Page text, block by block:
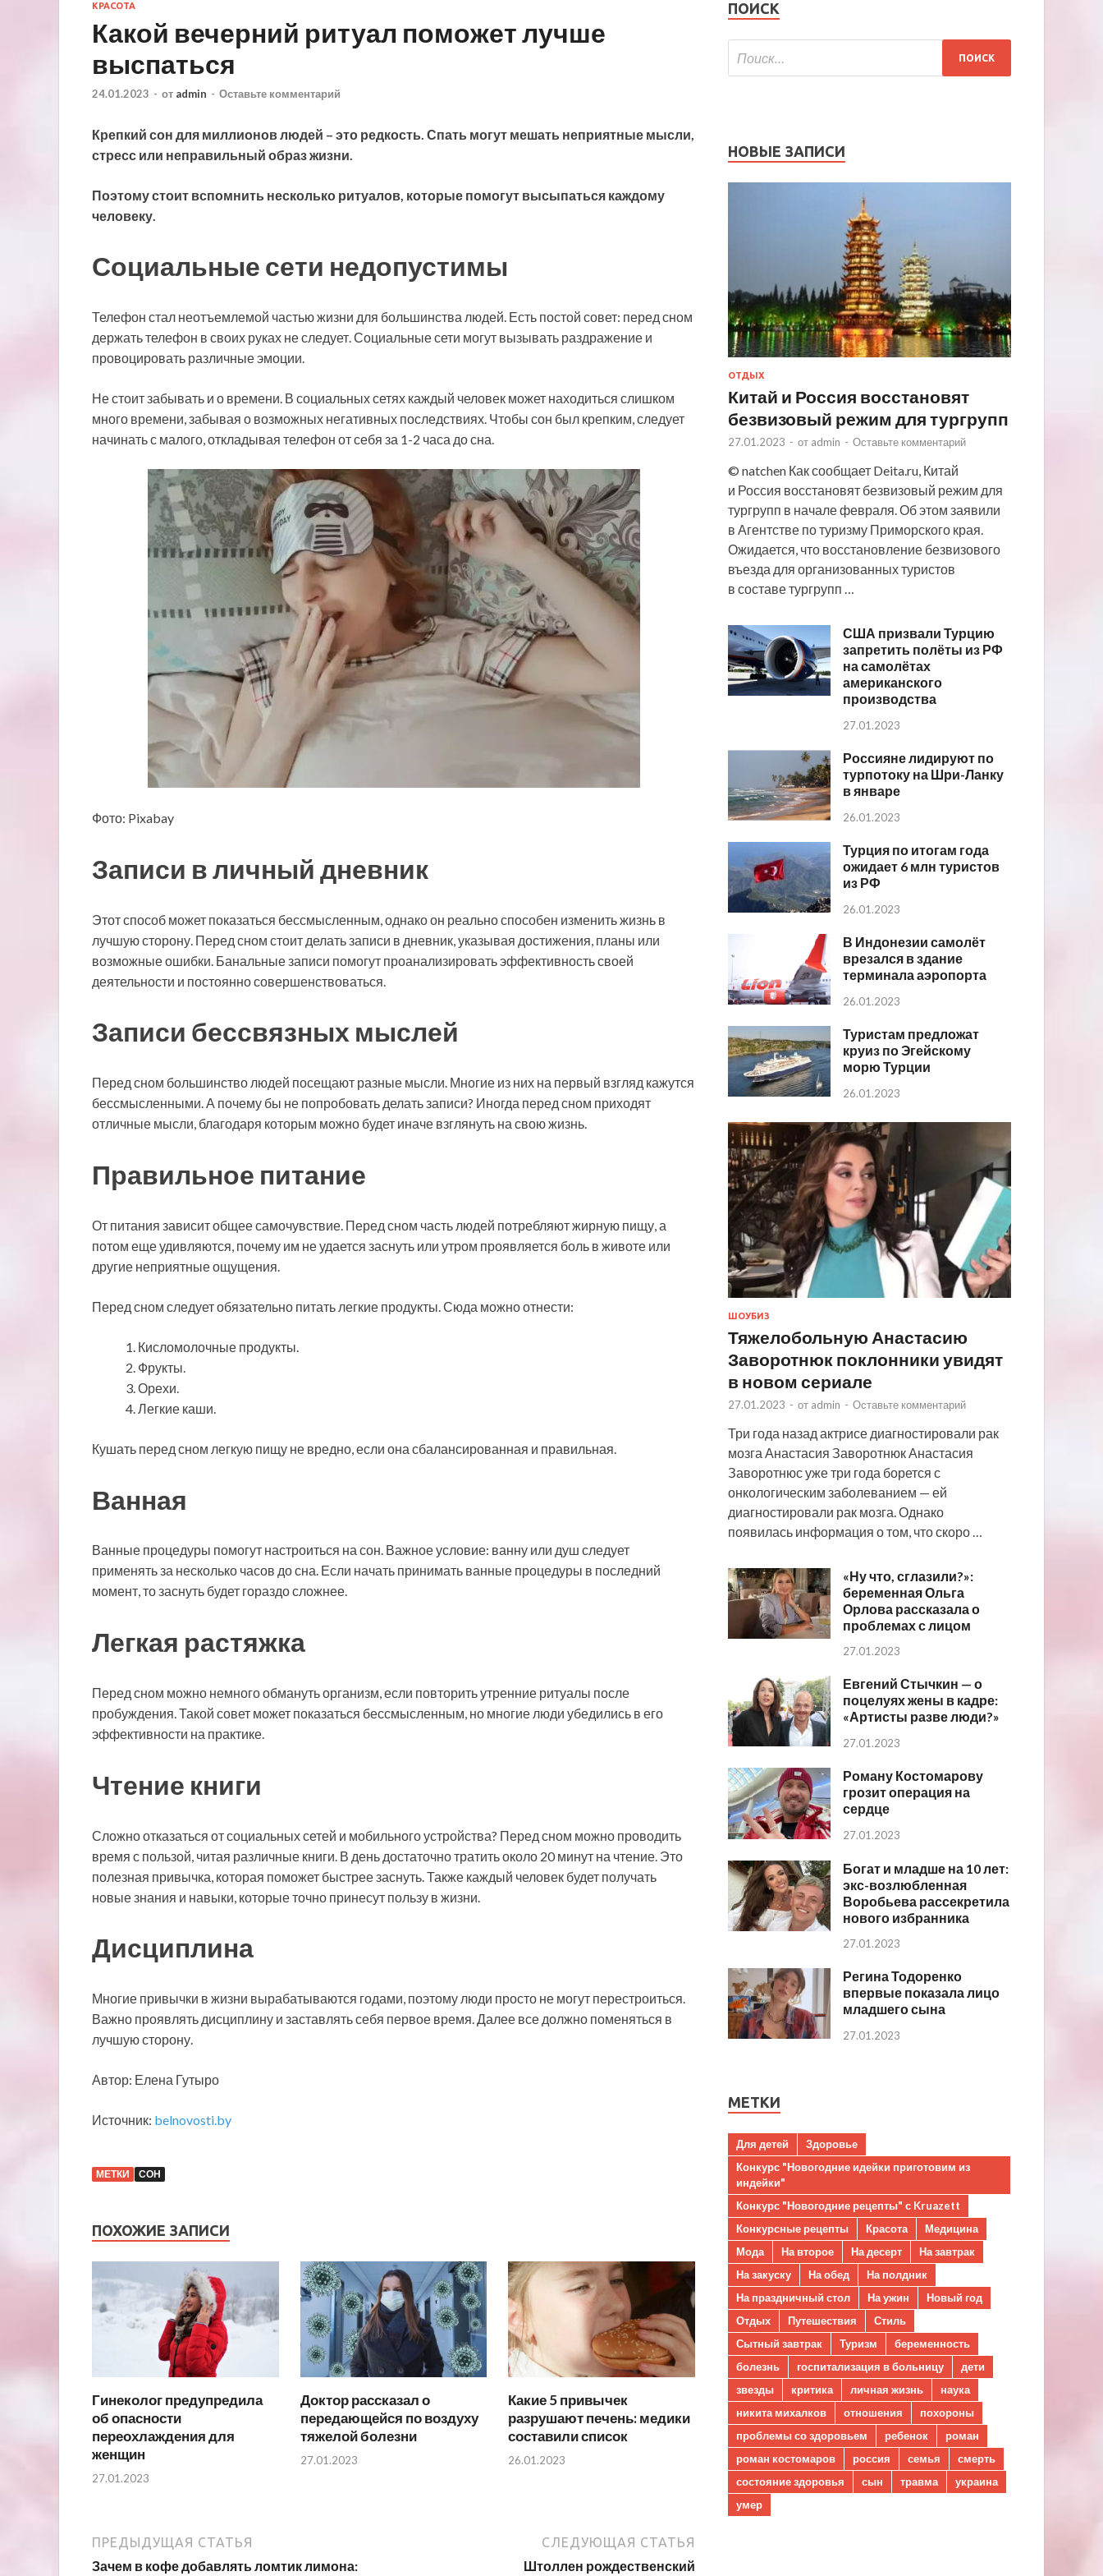
КРАСОТА
Какой вечерний ритуал поможет лучше
выспаться
24.01.2023 - от admin - Оставьте комментарий
Крепкий сон для миллионов людей – это редкость. Спать могут мешать неприятные мысли,
стресс или неправильный образ жизни.
Поэтому стоит вспомнить несколько ритуалов, которые помогут высыпаться каждому
человеку.
Социальные сети недопустимы
Телефон стал неотъемлемой частью жизни для большинства людей. Есть постой совет: перед сном
держать телефон в своих руках не следует. Социальные сети могут вызывать раздражение и
провоцировать различные эмоции.
Не стоит забывать и о времени. В социальных сетях каждый человек может находиться слишком
много времени, забывая о возможных негативных последствиях. Чтобы сон был крепким, следует
начинать с малого, откладывая телефон от себя за 1-2 часа до сна.
Фото: Pixabay
Записи в личный дневник
Этот способ может показаться бессмысленным, однако он реально способен изменить жизнь в
лучшую сторону. Перед сном стоит делать записи в дневник, указывая достижения, планы или
возможные ошибки. Банальные записи помогут проанализировать эффективность своей
деятельности и постоянно совершенствоваться.
Записи бессвязных мыслей
Перед сном большинство людей посещают разные мысли. Многие из них на первый взгляд кажутся
бессмысленными. А почему бы не попробовать делать записи? Иногда перед сном приходят
отличные мысли, благодаря которым можно будет иначе взглянуть на свою жизнь.
Правильное питание
От питания зависит общее самочувствие. Перед сном часть людей потребляют жирную пищу, а
потом еще удивляются, почему им не удается заснуть или утром проявляется боль в животе или
другие неприятные ощущения.
Перед сном следует обязательно питать легкие продукты. Сюда можно отнести:
Кисломолочные продукты.
Фрукты.
Орехи.
Легкие каши.
Кушать перед сном легкую пищу не вредно, если она сбалансированная и правильная.
Ванная
Ванные процедуры помогут настроиться на сон. Важное условие: ванну или душ следует
применять за несколько часов до сна. Если начать принимать ванные процедуры в последний
момент, то заснуть будет гораздо сложнее.
Легкая растяжка
Перед сном можно немного обмануть организм, если повторить утренние ритуалы после
пробуждения. Такой совет может показаться бессмысленным, но многие люди убедились в его
эффективности на практике.
Чтение книги
Сложно отказаться от социальных сетей и мобильного устройства? Перед сном можно проводить
время с пользой, читая различные книги. В день достаточно тратить около 20 минут на чтение. Это
полезная привычка, которая поможет быстрее заснуть. Также каждый человек будет получать
новые знания и навыки, которые точно принесут пользу в жизни.
Дисциплина
Многие привычки в жизни вырабатываются годами, поэтому люди просто не могут перестроиться.
Важно проявлять дисциплину и заставлять себя первое время. Далее все должно поменяться в
лучшую сторону.
Автор: Елена Гутыро
Источник: belnovosti.by
МЕТКИ СОН
ПОХОЖИЕ ЗАПИСИ
Гинеколог предупредила
об опасности
переохлаждения для
женщин
27.01.2023
Доктор рассказал о
передающейся по воздуху
тяжелой болезни
27.01.2023
Какие 5 привычек
разрушают печень: медики
составили список
26.01.2023
ПРЕДЫДУЩАЯ СТАТЬЯ
Зачем в кофе добавлять ломтик лимона:
СЛЕДУЮЩАЯ СТАТЬЯ
Штоллен рождественский
ПОИСК
НОВЫЕ ЗАПИСИ
ОТДЫХ
Китай и Россия восстановят
безвизовый режим для тургрупп
27.01.2023 - от admin - Оставьте комментарий
© natchen Как сообщает Deita.ru, Китай
и Россия восстановят безвизовый режим для
тургрупп в начале февраля. Об этом заявили
в Агентстве по туризму Приморского края.
Ожидается, что восстановление безвизового
въезда для организованных туристов
в составе тургрупп …
США призвали Турцию
запретить полёты из РФ
на самолётах
американского
производства
27.01.2023
Россияне лидируют по
турпотоку на Шри-Ланку
в январе
26.01.2023
Турция по итогам года
ожидает 6 млн туристов
из РФ
26.01.2023
В Индонезии самолёт
врезался в здание
терминала аэропорта
26.01.2023
Туристам предложат
круиз по Эгейскому
морю Турции
26.01.2023
ШОУБИЗ
Тяжелобольную Анастасию
Заворотнюк поклонники увидят
в новом сериале
27.01.2023 - от admin - Оставьте комментарий
Три года назад актрисе диагностировали рак
мозга Анастасия Заворотнюк Анастасия
Заворотнюс уже три года борется с
онкологическим заболеванием — ей
диагностировали рак мозга. Однако
появилась информация о том, что скоро …
«Ну что, сглазили?»:
беременная Ольга
Орлова рассказала о
проблемах с лицом
27.01.2023
Евгений Стычкин — о
поцелуях жены в кадре:
«Артисты разве люди?»
27.01.2023
Роману Костомарову
грозит операция на
сердце
27.01.2023
Богат и младше на 10 лет:
экс-возлюбленная
Воробьева рассекретила
нового избранника
27.01.2023
Регина Тодоренко
впервые показала лицо
младшего сына
27.01.2023
МЕТКИ
Для детей
Здоровье
Конкурс "Новогодние идейки приготовим из
индейки"
Конкурс "Новогодние рецепты" с Kruazett
Конкурсные рецепты
Красота
Медицина
Мода
На второе На десерт
На завтрак
На закуску
На обед
На полдник
На праздничный стол
На ужин
Новый год
Отдых
Путешествия
Стиль
Сытный завтрак
Туризм
беременность
болезнь
госпитализация в больницу
дети
звезды
критика личная жизнь
наука
никита михалков
отношения
похороны
проблемы со здоровьем
ребенок
роман
роман костомаров
россия семья
смерть
состояние здоровья
сын травма
украина
умер